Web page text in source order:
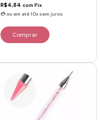
R$4,84 com Pix